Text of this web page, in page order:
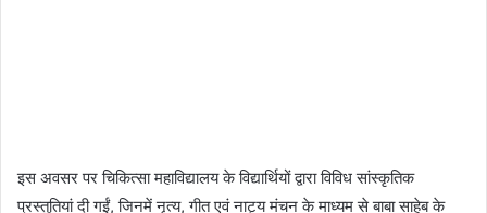
इस अवसर पर चिकित्सा महाविद्यालय के विद्यार्थियों द्वारा विविध सांस्कृतिक
प्रस्तुतियां दी गईं, जिनमें नृत्य, गीत एवं नाट्य मंचन के माध्यम से बाबा साहेब के